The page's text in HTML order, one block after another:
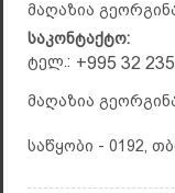
მაღაზია
საკონტაქტო:
ტელ.: +995 32
მაღაზია
საწყობი - 0192,